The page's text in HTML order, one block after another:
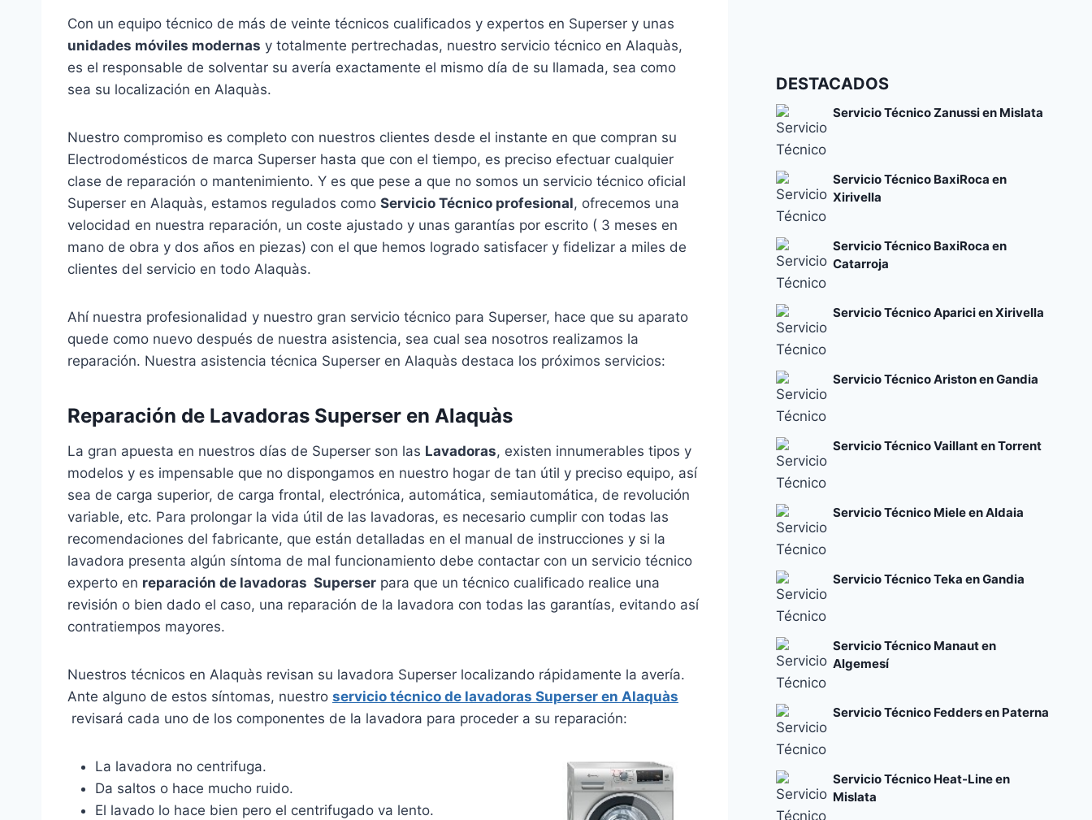
Con un equipo técnico de más de veinte técnicos cualificados y expertos en Superser y unas
unidades móviles modernas y totalmente pertrechadas, nuestro servicio técnico en Alaquàs,
es el responsable de solventar su avería exactamente el mismo día de su llamada, sea como
sea su localización en Alaquàs.
Nuestro compromiso es completo con nuestros clientes desde el instante en que compran su
Electrodomésticos de marca Superser hasta que con el tiempo, es preciso efectuar cualquier
clase de reparación o mantenimiento. Y es que pese a que no somos un servicio técnico oficial
Superser en Alaquàs, estamos regulados como Servicio Técnico profesional, ofrecemos una
velocidad en nuestra reparación, un coste ajustado y unas garantías por escrito ( 3 meses en
mano de obra y dos años en piezas) con el que hemos logrado satisfacer y fidelizar a miles de
clientes del servicio en todo Alaquàs.
Ahí nuestra profesionalidad y nuestro gran servicio técnico para Superser, hace que su aparato
quede como nuevo después de nuestra asistencia, sea cual sea nosotros realizamos la
reparación. Nuestra asistencia técnica Superser en Alaquàs destaca los próximos servicios:
Reparación de Lavadoras Superser en Alaquàs
La gran apuesta en nuestros días de Superser son las Lavadoras, existen innumerables tipos y
modelos y es impensable que no dispongamos en nuestro hogar de tan útil y preciso equipo, así
sea de carga superior, de carga frontal, electrónica, automática, semiautomática, de revolución
variable, etc. Para prolongar la vida útil de las lavadoras, es necesario cumplir con todas las
recomendaciones del fabricante, que están detalladas en el manual de instrucciones y si la
lavadora presenta algún síntoma de mal funcionamiento debe contactar con un servicio técnico
experto en reparación de lavadoras Superser para que un técnico cualificado realice una
revisión o bien dado el caso, una reparación de la lavadora con todas las garantías, evitando así
contratiempos mayores.
Nuestros técnicos en Alaquàs revisan su lavadora Superser localizando rápidamente la avería.
Ante alguno de estos síntomas, nuestro servicio técnico de lavadoras Superser en Alaquàs
revisará cada uno de los componentes de la lavadora para proceder a su reparación:
La lavadora no centrifuga.
Da saltos o hace mucho ruido.
El lavado lo hace bien pero el centrifugado va lento.
Bosch
Códigos de error y su significado
DESTACADOS
Servicio Técnico Zanussi en Mislata
Servicio Técnico BaxiRoca en
Xirivella
Servicio Técnico BaxiRoca en
Catarroja
Servicio Técnico Aparici en Xirivella
Servicio Técnico Ariston en Gandia
Servicio Técnico Vaillant en Torrent
Servicio Técnico Miele en Aldaia
Servicio Técnico Teka en Gandia
Servicio Técnico Manaut en
Algemesí
Servicio Técnico Fedders en Paterna
Servicio Técnico Heat-Line en
Mislata